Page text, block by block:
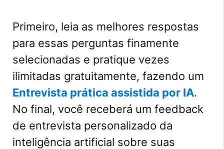
Primeiro, leia as melhores respostas
para essas perguntas finamente
selecionadas e pratique vezes
ilimitadas gratuitamente, fazendo um
Entrevista prática assistida por IA.
No final, você receberá um feedback
de entrevista personalizado da
inteligência artificial sobre suas